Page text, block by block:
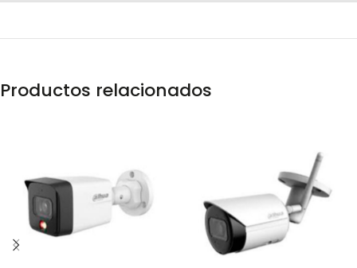
Productos relacionados